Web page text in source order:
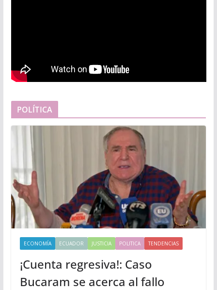
POLÍTICA
ECONOMÍA ECUADOR JUSTICIA POLITICA TENDENCIAS
¡Cuenta regresiva!: Caso
Bucaram se acerca al fallo